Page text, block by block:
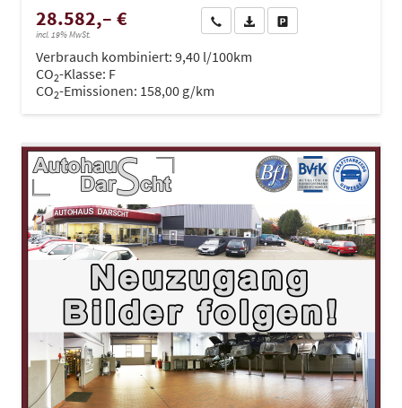
28.582,– €
incl. 19% MwSt.
Wir rufen Sie anPDF-Datei, Fahrzeugexposé
Verbrauch kombiniert: 9,40 l/100km
CO2-Klasse: F
CO2-Emissionen: 158,00 g/km